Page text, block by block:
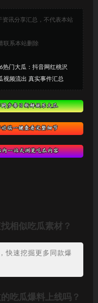
讯分享汇总，不代表本站
联系本站删除
热门大瓜：抖音网红桃沢
视频流出 真实事件汇总
相似吃瓜素材？
快速挖掘更多同款爆
吃瓜爆料上线吗？